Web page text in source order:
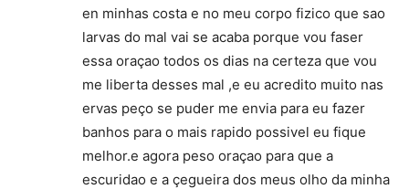
en minhas costa e no meu corpo fizico que sao
larvas do mal vai se acaba porque vou faser
essa oraçao todos os dias na certeza que vou
me liberta desses mal ,e eu acredito muito nas
ervas peço se puder me envia para eu fazer
banhos para o mais rapido possivel eu fique
melhor.e agora peso oraçao para que a
escuridao e a çegueira dos meus olho da minha